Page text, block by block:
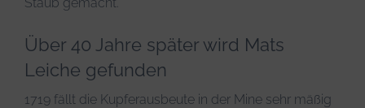
Staub gemacht.
Über 40 Jahre später wird Mats
Leiche gefunden
1719 fällt die Kupferausbeute in der Mine sehr mäßig